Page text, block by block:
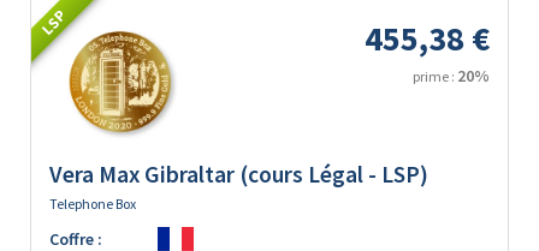
LSP 455,38 €
prime : 20%
Vera Max Gibraltar (cours Légal - LSP)
Telephone Box
Coffre :